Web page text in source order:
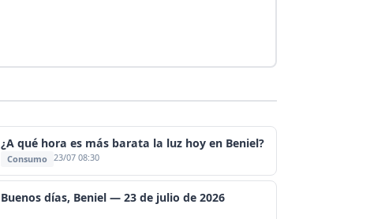
¿A qué hora es más barata la luz hoy en Beniel?
Consumo 23/07 08:30
Buenos días, Beniel — 23 de julio de 2026